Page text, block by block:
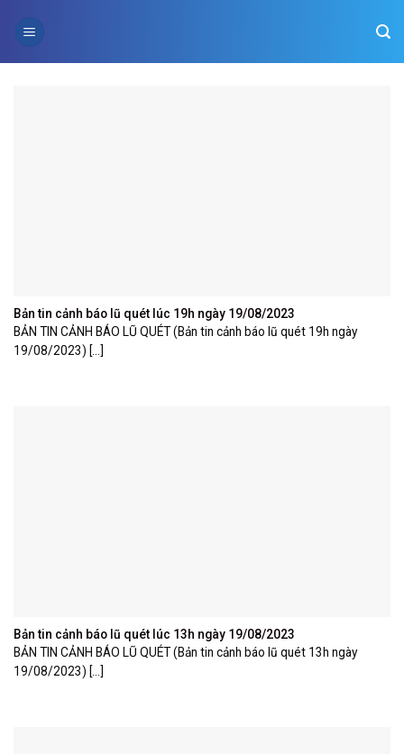
Bản tin cảnh báo lũ quét lúc 19h ngày 19/08/2023
BẢN TIN CẢNH BÁO LŨ QUÉT (Bản tin cảnh báo lũ quét 19h ngày
19/08/2023) [...]
Bản tin cảnh báo lũ quét lúc 13h ngày 19/08/2023
BẢN TIN CẢNH BÁO LŨ QUÉT (Bản tin cảnh báo lũ quét 13h ngày
19/08/2023) [...]